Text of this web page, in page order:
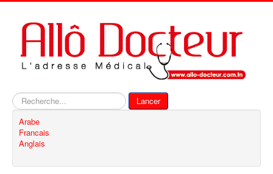
Rechercher
Lancer
Arabe
Francais
Anglais